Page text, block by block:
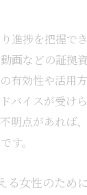
進捗を把握で
画などの証拠
有効性や活用方
バイスが受け
明点があれば
す。
る女性のため